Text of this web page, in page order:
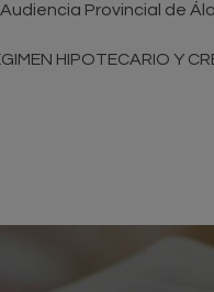
Provincial de
HIPOTECARIO Y